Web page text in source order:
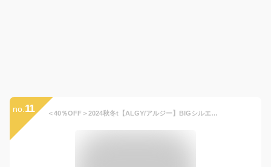
no. 11 ＜40％OFF＞2024秋冬t【ALGY/アルジー】BIGシルエット スタジャン ≪130cm 140cm 150cm 160cm≫子供服 キッズ ジャケット アウター 女の子 女児 子ども ジュニア 小学生 中学生 通学 防寒 新作 冬服